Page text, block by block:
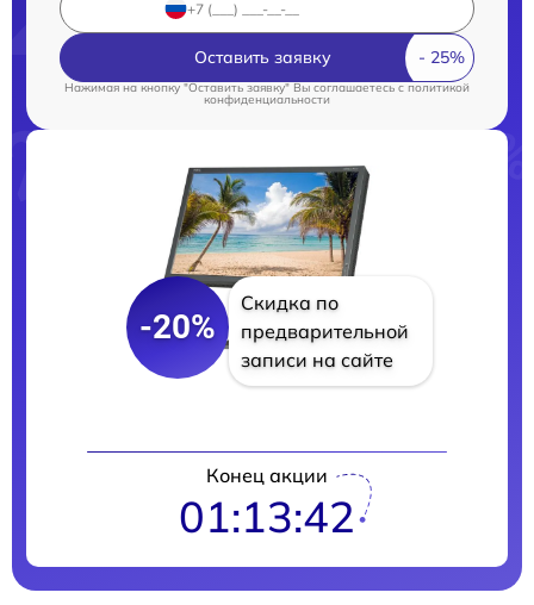
Оставить заявку
Нажимая на кнопку "Оставить заявку" Вы соглашаетесь cполитикой
конфиденциальности
-20%
Скидка по
предварительной
записи на сайте
Конец акции
01:13:41